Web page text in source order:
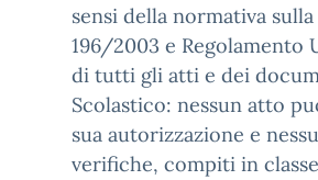
sensi della normativa
196/2003 e Regolamento
di tutti gli atti e dei
Scolastico: nessun atto
sua autorizzazione e
verifiche, compiti in